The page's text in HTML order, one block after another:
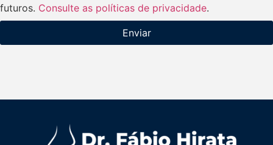
futuros. Consulte as políticas de privacidade.
Enviar